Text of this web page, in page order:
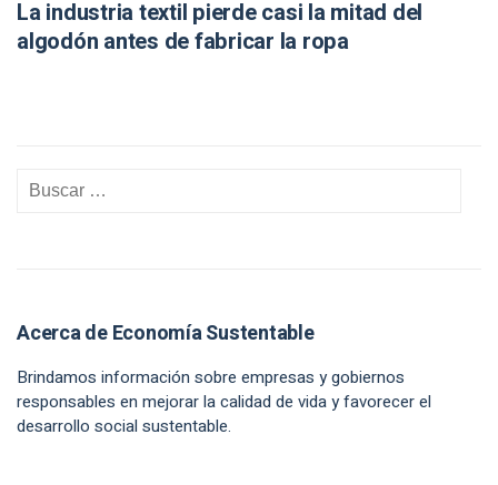
La industria textil pierde casi la mitad del
algodón antes de fabricar la ropa
Acerca de Economía Sustentable
Brindamos información sobre empresas y gobiernos
responsables en mejorar la calidad de vida y favorecer el
desarrollo social sustentable.